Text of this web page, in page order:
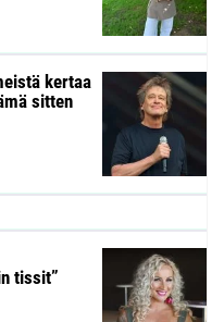
kertaa
sitten
tissit”